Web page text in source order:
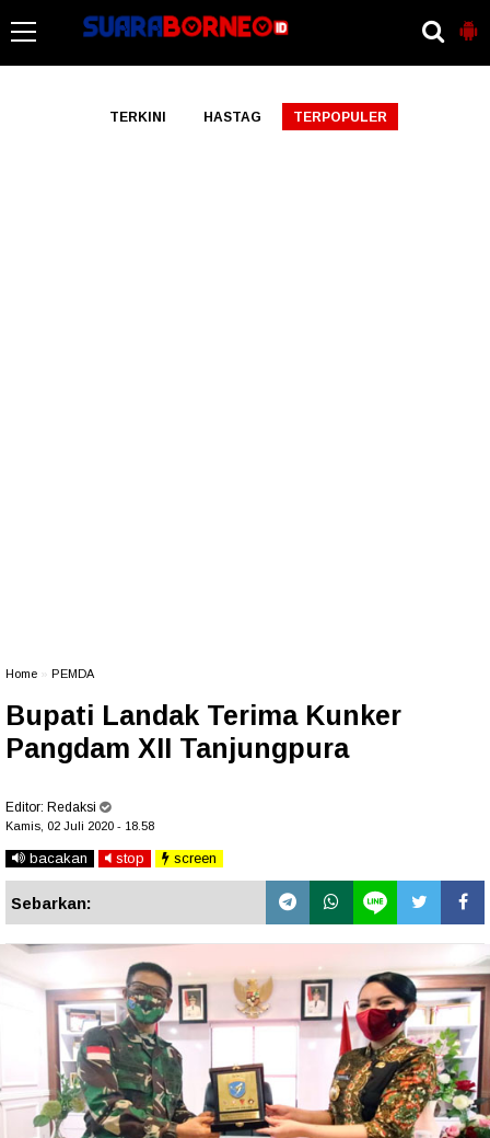
TERKINI HASTAG TERPOPULER
Home PEMDA
Bupati Landak Terima Kunker
Pangdam XII Tanjungpura
Editor: Redaksi
Kamis, 02 Juli 2020 - 18.58
bacakan stop screen
Sebarkan: